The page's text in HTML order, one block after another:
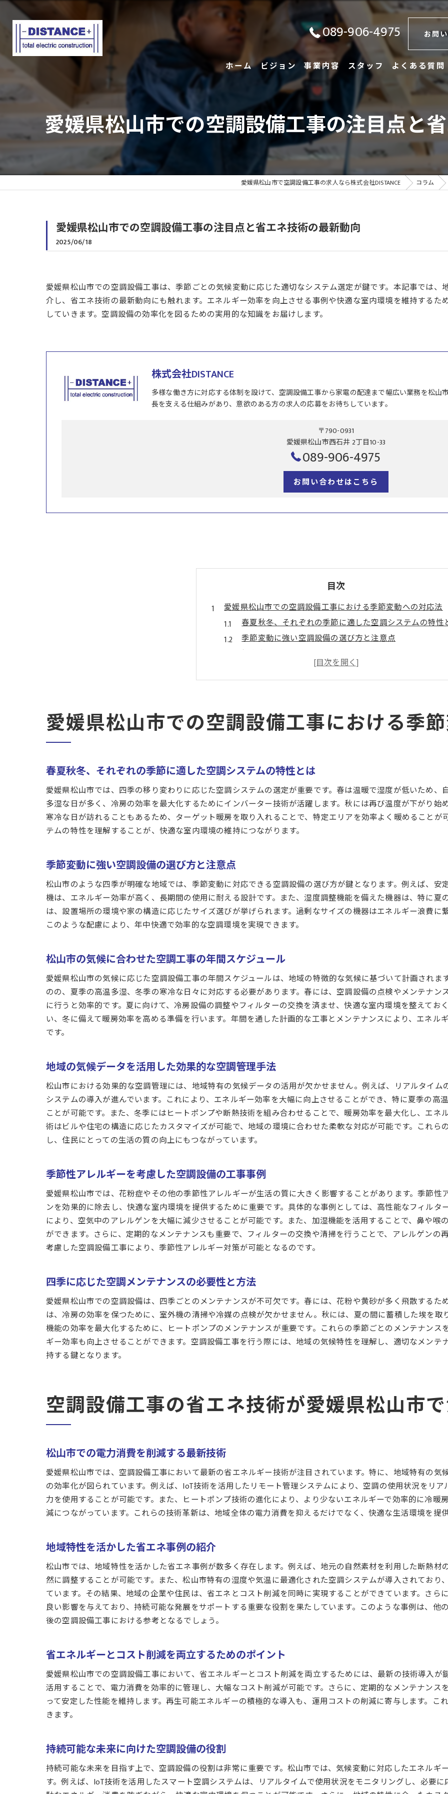
089-906-4975 お問
ホーム ビジョン 事業内容 スタッフ よくある質問
愛媛県松山市での空調設備工事の注目点と
愛媛県松山市で空調設備工事の求人なら株式会社DISTANCE コラム
愛媛県松山市での空調設備工事の注目点と省エネ技術の最新動向
2025/06/18
愛媛県松山市での空調設備工事は、季節ごとの気候変動に応じた適切なシステム選定が鍵です。本記事では
介し、省エネ技術の最新動向にも触れます。エネルギー効率を向上させる事例や快適な室内環境を維持する
していきます。空調設備の効率化を図るための実用的な知識をお届けします。
株式会社DISTANCE
多様な働き方に対応する体制を設けて、空調設備工事から家電の配達まで幅広い業務を松
長を支える仕組みがあり、意欲のある方の求人の応募をお待ちしています。
〒790-0931
愛媛県松山市西石井 2丁目10-33
089-906-4975
お問い合わせはこちら
目次
愛媛県松山市での空調設備工事における季節変動への対応法
春夏秋冬、それぞれの季節に適した空調システムの特性
季節変動に強い空調設備の選び方と注意点
松山市の気候に合わせた空調工事の年間スケジュール
地域の気候データを活用した効果的な空調管理手法
季節性アレルギーを考慮した空調設備の工事事例
空調設備工事の省エネ技術が愛媛県松山市で注目される理由
松山市での電力消費を削減する最新技術
持続可能な未来に向けた空調設備の役割
松山市におけるエネルギー効率向上の取り組み
環境に優しい空調工事の選択肢とその利点
地域特性に適した空調設備選定のコツと成功事例
地元企業が提案する最適な空調設備の特徴
過去のトラブルから学ぶ失敗しない設備選び
地域住民から得たフィードバックを活かした空調設計
松山市特有の気候に合った空調設備工事で快適さを実現
台風対策を考慮した空調設置の工夫
冬季の寒さ対策に優れた設備の特徴
湿度管理が重要な松山市での施工例
気候データに基づく快適な空調環境の構築
快適性を追求した空調工事の成功事例
エネルギー効率を高めるための革新的技術とは
スマート空調システムの導入メリット
最新技術を活用した電力消費の最適化
松山市での実践的なエネルギー効率改善事例
新技術による空調設備の長寿命化戦略
地域経済に貢献する空調設備工事の意義
地域住民の生活品質向上に寄与する設備工事
環境保護と地域発展を両立させる事例
地域コミュニティとの協働による持続可能な施工
空調工事が地域のライフスタイルに与える変化
地域密着型の施工がもたらす信頼と安心
地元企業が支持する空調ブランドとモデル
松山市の住宅に最適な空調設備の選定方法
費用対効果を重視した設備選びの秘訣
地元の特性を熟知した業者選びのポイント
住環境に配慮した空調設備の選定事例
松山市での快適性を重視した省エネ事例
省エネルギーを実現するための実践的アプローチ
愛媛県松山市での空調設備工事における季
春夏秋冬、それぞれの季節に適した空調システムの特性とは
愛媛県松山市では、四季の移り変わりに応じた空調システムの選定が重要です。春は温暖で湿度が低いため
多湿な日が多く、冷房の効率を最大化するためにインバーター技術が活躍します。秋には再び温度が下がり
寒冷な日が訪れることもあるため、ターゲット暖房を取り入れることで、特定エリアを効率よく暖めること
テムの特性を理解することが、快適な室内環境の維持につながります。
季節変動に強い空調設備の選び方と注意点
松山市のような四季が明確な地域では、季節変動に対応できる空調設備の選び方が鍵となります。例えば、
機は、エネルギー効率が高く、長期間の使用に耐える設計です。また、湿度調整機能を備えた機器は、特に
は、設置場所の環境や家の構造に応じたサイズ選びが挙げられます。過剰なサイズの機器はエネルギー浪費
このような配慮により、年中快適で効率的な空調環境を実現できます。
松山市の気候に合わせた空調工事の年間スケジュール
愛媛県松山市の気候に応じた空調設備工事の年間スケジュールは、地域の特徴的な気候に基づいて計画され
のの、夏季の高温多湿、冬季の寒冷な日々に対応する必要があります。春には、空調設備の点検やメンテナ
に行うと効率的です。夏に向けて、冷房設備の調整やフィルターの交換を済ませ、快適な室内環境を整えてお
い、冬に備えて暖房効率を高める準備を行います。年間を通した計画的な工事とメンテナンスにより、エネ
です。
地域の気候データを活用した効果的な空調管理手法
松山市における効果的な空調管理には、地域特有の気候データの活用が欠かせません。例えば、リアルタイ
システムの導入が進んでいます。これにより、エネルギー効率を大幅に向上させることができ、特に夏季の高
ことが可能です。また、冬季にはヒートポンプや断熱技術を組み合わせることで、暖房効率を最大化し、エ
術はビルや住宅の構造に応じたカスタマイズが可能で、地域の環境に合わせた柔軟な対応が可能です。これ
し、住民にとっての生活の質の向上にもつながっています。
季節性アレルギーを考慮した空調設備の工事事例
愛媛県松山市では、花粉症やその他の季節性アレルギーが生活の質に大きく影響することがあります。季節
ンを効果的に除去し、快適な室内環境を提供するために重要です。具体的な事例としては、高性能なフィル
により、空気中のアレルゲンを大幅に減少させることが可能です。また、加湿機能を活用することで、鼻や
ができます。さらに、定期的なメンテナンスも重要で、フィルターの交換や清掃を行うことで、アレルゲンの
考慮した空調設備工事により、季節性アレルギー対策が可能となるのです。
四季に応じた空調メンテナンスの必要性と方法
愛媛県松山市での空調設備は、四季ごとのメンテナンスが不可欠です。春には、花粉や黄砂が多く飛散するた
は、冷房の効率を保つために、室外機の清掃や冷媒の点検が欠かせません。秋には、夏の間に蓄積した埃を
機能の効率を最大化するために、ヒートポンプのメンテナンスが重要です。これらの季節ごとのメンテナン
ギー効率も向上させることができます。空調設備工事を行う際には、地域の気候特性を理解し、適切なメン
持する鍵となります。
空調設備工事の省エネ技術が愛媛県松山市
松山市での電力消費を削減する最新技術
愛媛県松山市では、空調設備工事において最新の省エネルギー技術が注目されています。特に、地域特有の
の効率化が図られています。例えば、IoT技術を活用したリモート管理システムにより、空調の使用状況をリ
力を使用することが可能です。また、ヒートポンプ技術の進化により、より少ないエネルギーで効率的に冷暖
減につながっています。これらの技術革新は、地域全体の電力消費を抑えるだけでなく、快適な生活環境を提
地域特性を活かした省エネ事例の紹介
松山市では、地域特性を活かした省エネ事例が数多く存在します。例えば、地元の自然素材を利用した断熱
然に調整することが可能です。また、松山市特有の湿度や気温に最適化された空調システムが導入されてお
ています。その結果、地域の企業や住民は、省エネとコスト削減を同時に実現することができています。さ
良い影響を与えており、持続可能な発展をサポートする重要な役割を果たしています。このような事例は、他
後の空調設備工事における参考となるでしょう。
省エネルギーとコスト削減を両立するためのポイント
愛媛県松山市での空調設備工事において、省エネルギーとコスト削減を両立するためには、最新の技術導入
活用することで、電力消費を効率的に管理し、大幅なコスト削減が可能です。さらに、定期的なメンテナンス
って安定した性能を維持します。再生可能エネルギーの積極的な導入も、運用コストの削減に寄与します。こ
きます。
持続可能な未来に向けた空調設備の役割
持続可能な未来を目指す上で、空調設備の役割は非常に重要です。松山市では、気候変動に対応したエネルギ
す。例えば、IoT技術を活用したスマート空調システムは、リアルタイムで使用状況をモニタリングし、必要